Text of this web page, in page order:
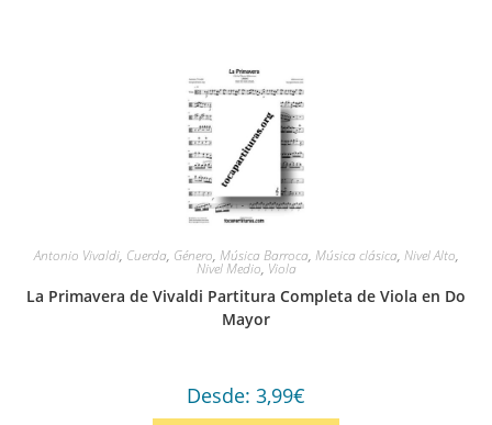
Antonio Vivaldi, Cuerda, Género, Música Barroca, Música clásica, Nivel Alto,
Nivel Medio, Viola
La Primavera de Vivaldi Partitura Completa de Viola en Do
Mayor
Desde: 3,99€